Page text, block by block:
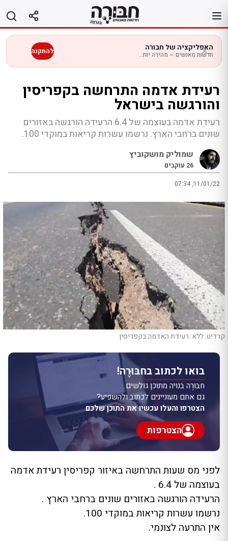
לתוכן
האפליקציה של חבורה
חדשות מאנשים — מהירה יותר בנייד להתקנה
רעידת אדמה התרחשה בקפריסין
והורגשה בישראל
רעידת אדמה בעוצמה של 6.4 הרעידה הורגשה באזורים
שונים ברחבי הארץ. נרשמו עשרות קריאות במוקדי 100.
שמוליק מושקוביץ
26 עוקבים
07:34 ,11/01/22
קרדיט: ללא. רעידת האדמה בקפריסין
בואו לכתוב בחבּוּרֶה!
חבּוּרֶה בנויה מתוכן גולשים.
גם אתם מעוניינים לכתוב ולהשפיע?
הצטרפו והעלו עכשיו את התוכן שלכם
הצטרפות
לפני מס שעות התרחשה באיזור קפריסין רעידת אדמה
בעוצמה של 6.4 .
הרעידה הורגשה באזורים שונים ברחבי הארץ .
נרשמו עשרות קריאות במוקדי 100.
אין התרעה לצונמי.